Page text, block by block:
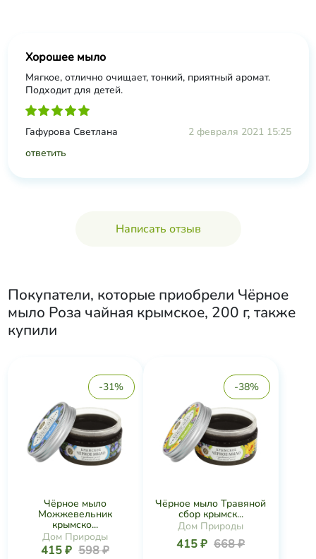
Хорошее мыло
Мягкое, отлично очищает, тонкий, приятный аромат.
Подходит для детей.
Гафурова Светлана
2 февраля 2021 15:25
ответить
Написать отзыв
Покупатели, которые приобрели Чёрное
мыло Роза чайная крымское, 200 г, также
купили
-31%
Чёрное мыло
Можжевельник
крымско...
Дом Природы
415 ₽ 598 ₽
-38%
Чёрное мыло Травяной
сбор крымск...
Дом Природы
415 ₽ 668 ₽